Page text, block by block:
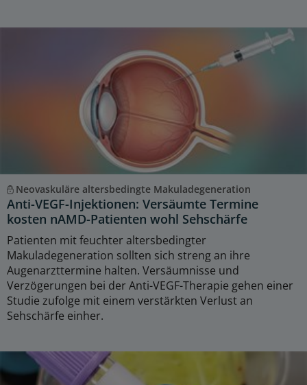
Neovaskuläre altersbedingte Makuladegeneration
Anti-VEGF-Injektionen: Versäumte Termine
kosten nAMD-Patienten wohl Sehschärfe
Patienten mit feuchter altersbedingter
Makuladegeneration sollten sich streng an ihre
Augenarzttermine halten. Versäumnisse und
Verzögerungen bei der Anti-VEGF-Therapie gehen einer
Studie zufolge mit einem verstärkten Verlust an
Sehschärfe einher.